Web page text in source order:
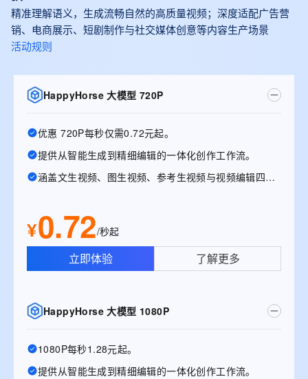
精准理解语义，生成流畅自然的高质量视频；深度适配广告营
销、电商展示、短剧制作与社交媒体创意等内容生产场景
活动规则
HappyHorse 大模型 720P
优惠 720P每秒仅需0.72元起。
提供从智能生成到精细编辑的一体化创作工作流。
涵盖文生视频、图生视频、参考生视频与视频编辑四大能力
¥0.72/秒起
立即体验 了解更多
HappyHorse 大模型 1080P
1080P每秒1.28元起。
提供从智能生成到精细编辑的一体化创作工作流。